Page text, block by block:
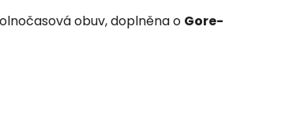
obuv, doplněna o Gore-